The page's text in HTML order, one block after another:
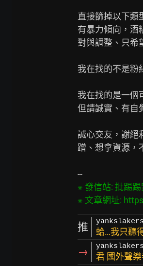
直接篩掉以下類
有暴力傾向，酒
對與調整、只希
我在找的不是粉
我在找的是一個
但請誠實、有自
誠心交友，謝絕
蹭、想拿資源，
※ 發信站: 批踢
※ 文章網址:
推 yankslakers
蛤…我只聽
→ yankslakers
君 國外聲